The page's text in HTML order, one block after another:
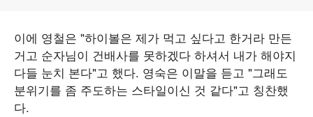
이에 영철은 "하이볼은 제가 먹고 싶다고 한거라 만든
거고 순자님이 건배사를 못하겠다 하셔서 내가 해야지
다들 눈치 본다"고 했다. 영숙은 이말을 듣고 "그래도
분위기를 좀 주도하는 스타일이신 것 같다"고 칭찬했
다.